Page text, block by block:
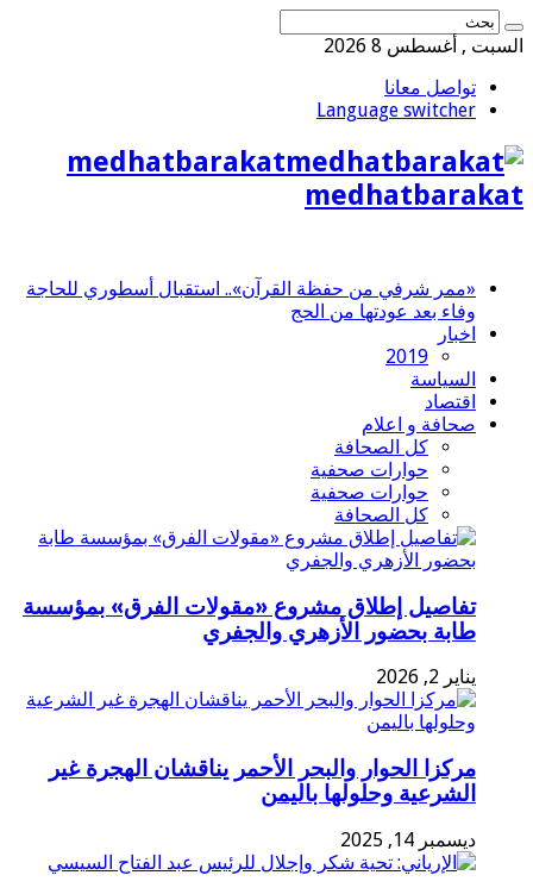
السبت , أغسطس 8 2026
تواصل معانا
Language switcher
medhatbarakat
medhatbarakat
«ممر شرفي من حفظة القرآن».. استقبال أسطوري للحاجة
وفاء بعد عودتها من الحج
اخبار
2019
السياسة
اقتصاد
صحافة و اعلام
كل الصحافة
حوارات صحفية
حوارات صحفية
كل الصحافة
تفاصيل إطلاق مشروع «مقولات الفرق» بمؤسسة
طابة بحضور الأزهري والجفري
يناير 2, 2026
مركزا الحوار والبحر الأحمر يناقشان الهجرة غير
الشرعية وحلولها باليمن
ديسمبر 14, 2025